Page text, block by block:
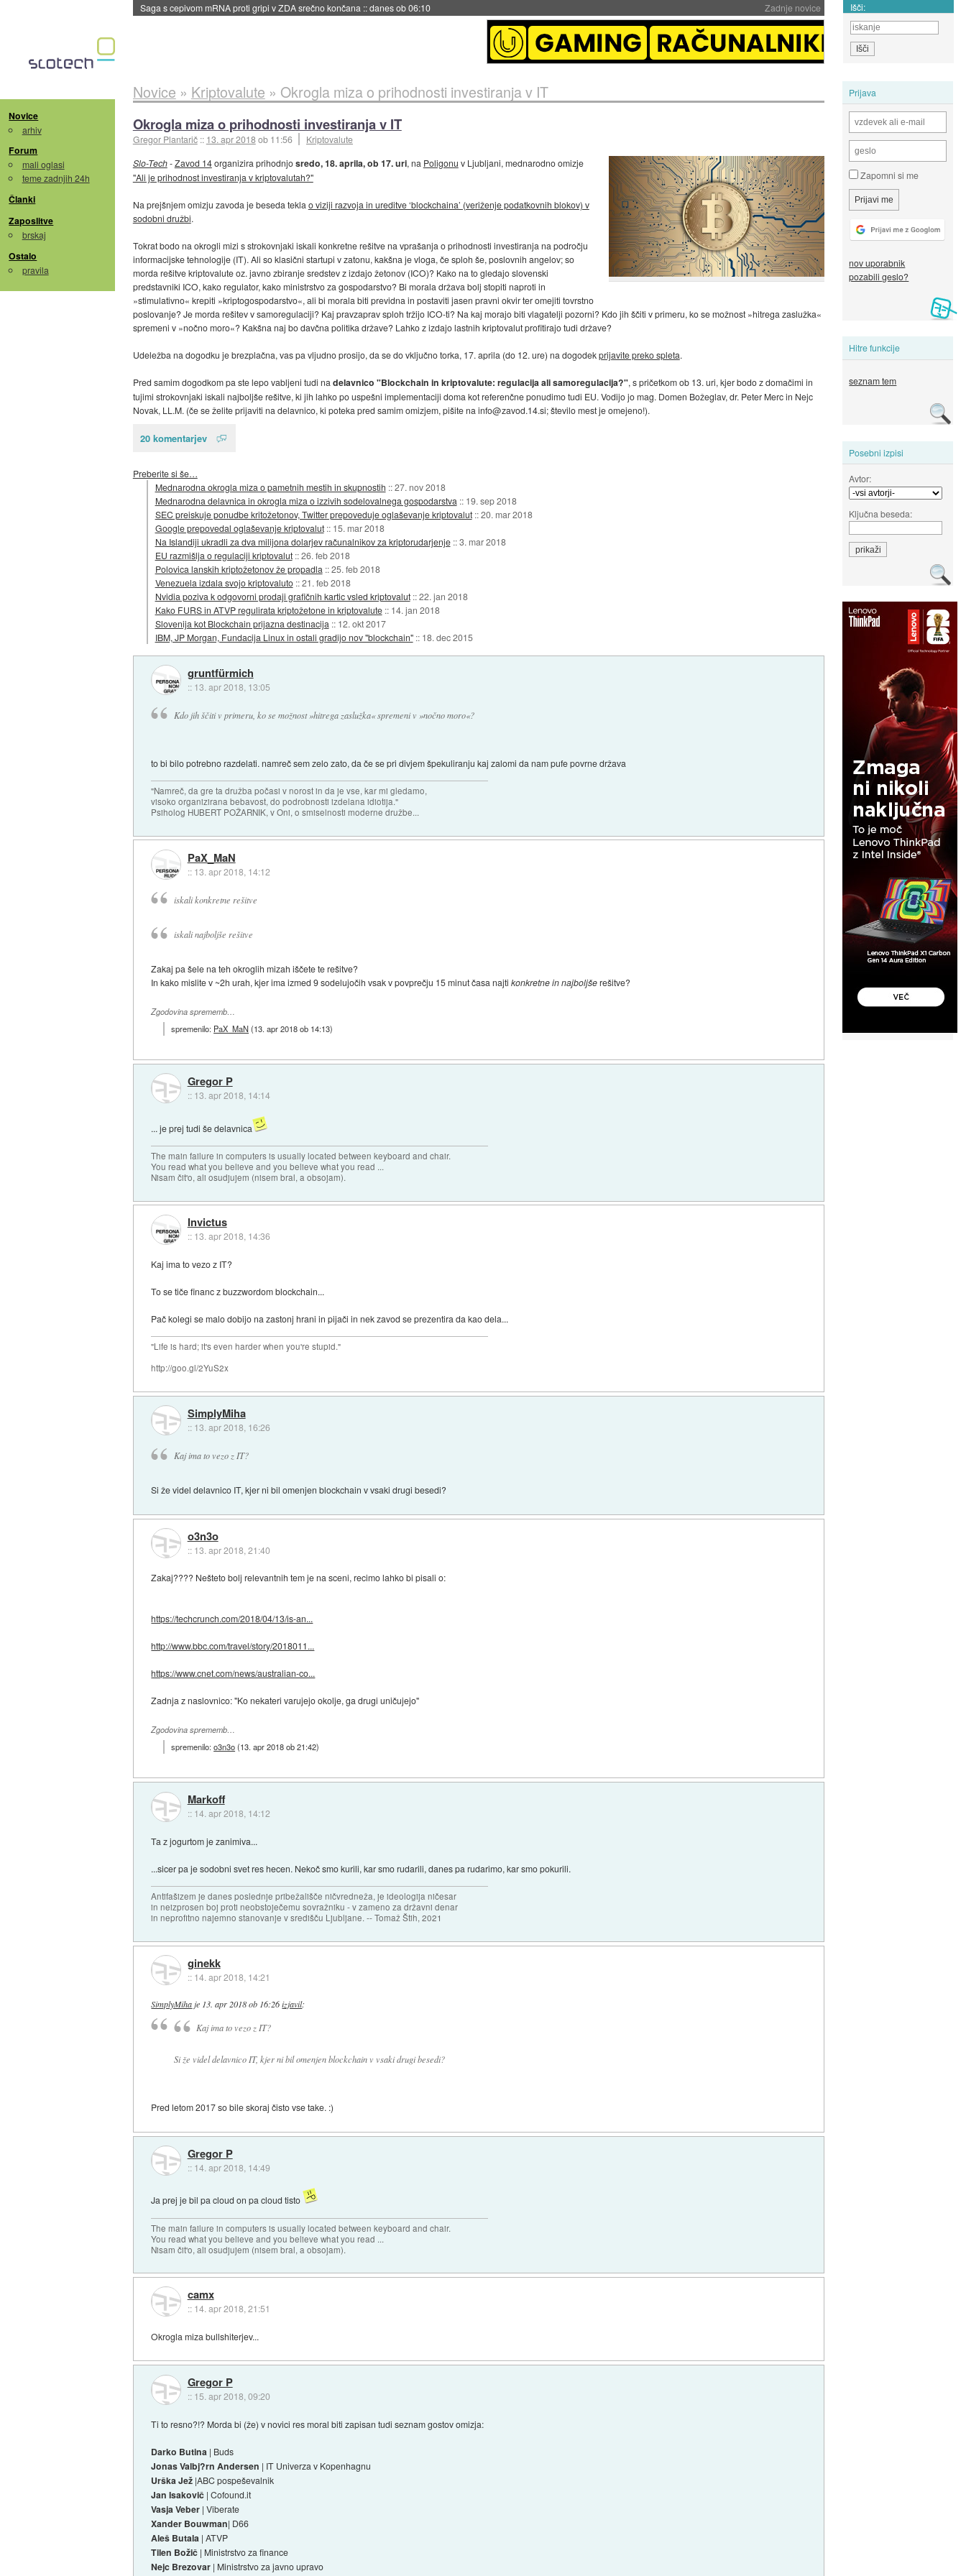
Zadnje novice
BMW v vozilih začel predvajati reklame::danes ob 06:09 Išči:
Novice
arhiv
Forum
mali oglasi
teme zadnjih 24h
Članki
Zaposlitve
brskaj
Ostalo
pravila
Prijava
Zapomni si me
nov uporabnik
pozabili geslo?
Hitre funkcije
seznam tem
Posebni izpisi
Avtor:
Ključna beseda:
Novice » Kriptovalute » Okrogla miza o prihodnosti investiranja v IT
Okrogla miza o prihodnosti investiranja v IT
Gregor Plantarič :: 13. apr 2018ob 11:56
Kriptovalute
Slo-Tech-Zavod 14organizira prihodnjosredo, 18. aprila, ob 17. uri, na Poligonu v Ljubljani, mednarodno omizje
"Ali je prihodnost investiranja v kriptovalutah?"
Na prejšnjem omizju zavoda je beseda tekla o viziji razvoja in ureditve ‘blockchaina’ (veriženje podatkovnih blokov) v
sodobni družbi.
Tokrat bodo na okrogli mizi s strokovnjaki iskali konkretne rešitve na vprašanja o prihodnosti investiranja na področju
informacijske tehnologije (IT). Ali so klasični startupi v zatonu, kakšna je vloga, če sploh še, poslovnih angelov; so
morda rešitve kriptovalute oz. javno zbiranje sredstev z izdajo žetonov (ICO)? Kako na to gledajo slovenski
predstavniki ICO, kako regulator, kako ministrstvo za gospodarstvo? Bi morala država bolj stopiti naproti in
»stimulativno« krepiti »kriptogospodarstvo«, ali bi morala biti previdna in postaviti jasen pravni okvir ter omejiti tovrstno
poslovanje? Je morda rešitev v samoregulaciji? Kaj pravzaprav sploh tržijo ICO-ti? Na kaj morajo biti vlagatelji pozorni? Kdo jih ščiti v primeru, ko se možnost »hitrega zaslužka«
spremeni v »nočno moro«? Kakšna naj bo davčna politika države? Lahko z izdajo lastnih kriptovalut profitirajo tudi države?
Udeležba na dogodku je brezplačna, vas pa vljudno prosijo, da se do vključno torka, 17. aprila (do 12. ure) na dogodekprijavite preko spleta.
Pred samim dogodkom pa ste lepo vabljeni tudi na delavnico "Blockchain in kriptovalute: regulacija ali samoregulacija?", s pričetkom ob 13. uri, kjer bodo z domačimi in
tujimi strokovnjaki iskali najboljše rešitve, ki jih lahko po uspešni implementaciji doma kot referenčne ponudimo tudi EU. Vodijo jo mag. Domen Božeglav, dr. Peter Merc in Nejc
Novak, LL.M. (če se želite prijaviti na delavnico, ki poteka pred samim omizjem, pišite na info@zavod.14.si; število mest je omejeno!).
20 komentarjev
Preberite si še…
Mednarodna okrogla miza o pametnih mestih in skupnostih ::27. nov 2018
Mednarodna delavnica in okrogla miza o izzivih sodelovalnega gospodarstva :: 19. sep 2018
SEC preiskuje ponudbe kritožetonov, Twitter prepoveduje oglaševanje kriptovalut ::20. mar 2018
Google prepovedal oglaševanje kriptovalut :: 15. mar 2018
Na Islandiji ukradli za dva milijona dolarjev računalnikov za kriptorudarjenje ::3. mar 2018
EU razmišlja o regulaciji kriptovalut ::26. feb 2018
Polovica lanskih kriptožetonov že propadla ::25. feb 2018
Venezuela izdala svojo kriptovaluto ::21. feb 2018
Nvidia poziva k odgovorni prodaji grafičnih kartic vsled kriptovalut ::22. jan 2018
Kako FURS in ATVP regulirata kriptožetone in kriptovalute :: 14. jan 2018
Slovenija kot Blockchain prijazna destinacija :: 12. okt 2017
IBM, JP Morgan, Fundacija Linux in ostali gradijo nov "blockchain" :: 18. dec 2015
gruntfürmich
:: 13. apr 2018, 13:05
Kdo jih ščiti v primeru, ko se možnost »hitrega zaslužka« spremeni v »nočno moro«?
to bi bilo potrebno razdelati. namreč sem zelo zato, da če se pri divjem špekuliranju kaj zalomi da nam pufe povrne država
"Namreč, da gre ta družba počasi v norost in da je vse, kar mi gledamo,
visoko organizirana bebavost, do podrobnosti izdelana idiotija."
Psiholog HUBERT POŽARNIK, v Oni, o smiselnosti moderne družbe...
PaX_MaN
:: 13. apr 2018, 14:12
iskali konkretne rešitve
iskali najboljše rešitve
Zakaj pa šele na teh okroglih mizah iščete te rešitve?
In kako mislite v ~2h urah, kjer ima izmed 9 sodelujočih vsak v povprečju 15 minut časa najtikonkretne in najboljšerešitve?
Zgodovina sprememb…
spremenilo: PaX_MaN(13. apr 2018 ob 14:13)
Gregor P
:: 13. apr 2018, 14:14
... je prej tudi še delavnica
The main failure in computers is usually located between keyboard and chair.
You read what you believe and you believe what you read ...
Nisam čit'o, ali osudjujem (nisem bral, a obsojam).
Invictus
:: 13. apr 2018, 14:36
Kaj ima to vezo z IT?
To se tiče financ z buzzwordom blockchain...
Pač kolegi se malo dobijo na zastonj hrani in pijači in nek zavod se prezentira da kao dela...
"Life is hard; it's even harder when you're stupid."
http://goo.gl/2YuS2x
SimplyMiha
:: 13. apr 2018, 16:26
Kaj ima to vezo z IT?
Si že videl delavnico IT, kjer ni bil omenjen blockchain v vsaki drugi besedi?
o3n3o
:: 13. apr 2018, 21:40
Zakaj???? Nešteto bolj relevantnih tem je na sceni, recimo lahko bi pisali o:
https://techcrunch.com/2018/04/13/is-an...
http://www.bbc.com/travel/story/2018011...
https://www.cnet.com/news/australian-co...
Zadnja z naslovnico: "Ko nekateri varujejo okolje, ga drugi uničujejo"
Zgodovina sprememb…
spremenilo:o3n3o(13. apr 2018 ob 21:42)
Markoff
:: 14. apr 2018, 14:12
Ta z jogurtom je zanimiva...
...sicer pa je sodobni svet res hecen. Nekoč smo kurili, kar smo rudarili, danes pa rudarimo, kar smo pokurili.
Antifašizem je danes poslednje pribežališče ničvredneža, je ideologija ničesar
in neizprosen boj proti neobstoječemu sovražniku - v zameno za državni denar
in neprofitno najemno stanovanje v središču Ljubljane. -- Tomaž Štih, 2021
ginekk
:: 14. apr 2018, 14:21
SimplyMihaje 13. apr 2018 ob 16:26 izjavil:
Kaj ima to vezo z IT?
Si že videl delavnico IT, kjer ni bil omenjen blockchain v vsaki drugi besedi?
Pred letom 2017 so bile skoraj čisto vse take. :)
Gregor P
:: 14. apr 2018, 14:49
Ja prej je bil pa cloud on pa cloud tisto
The main failure in computers is usually located between keyboard and chair.
You read what you believe and you believe what you read ...
Nisam čit'o, ali osudjujem (nisem bral, a obsojam).
camx
:: 14. apr 2018, 21:51
Okrogla miza bullshiterjev...
Gregor P
:: 15. apr 2018, 09:20
Ti to resno?!? Morda bi (že) v novici res moral biti zapisan tudi seznam gostov omizja:
Darko Butina | Buds
Jonas Valbj?rn Andersen | IT Univerza v Kopenhagnu
Urška Jež |ABC pospeševalnik
Jan Isakovič | Cofound.it
Vasja Veber | Viberate
Xander Bouwman| D66
Aleš Butala | ATVP
Tilen Božič | Ministrstvo za finance
Nejc Brezovar | Ministrstvo za javno upravo